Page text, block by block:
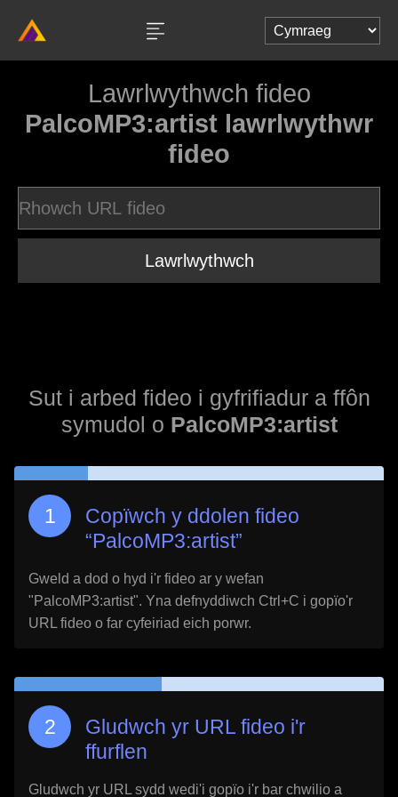
Lawrlwythwch fideo
PalcoMP3:artist lawrlwythwr
fideo
Lawrlwythwch
Sut i arbed fideo i gyfrifiadur a ffôn
symudol o PalcoMP3:artist
Copïwch y ddolen fideo
“PalcoMP3:artist”
Gweld a dod o hyd i'r fideo ar y wefan
"PalcoMP3:artist". Yna defnyddiwch Ctrl+C i gopïo'r
URL fideo o far cyfeiriad eich porwr.
Gludwch yr URL fideo i'r
ffurflen
Gludwch yr URL sydd wedi'i gopïo i'r bar chwilio a